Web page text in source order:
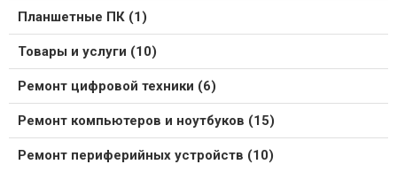
Планшетные ПК (1)
Товары и услуги (10)
Ремонт цифровой техники (6)
Ремонт компьютеров и ноутбуков (15)
Ремонт периферийных устройств (10)